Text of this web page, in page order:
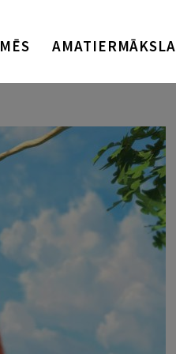
MĒS AMATIERMĀKSLA